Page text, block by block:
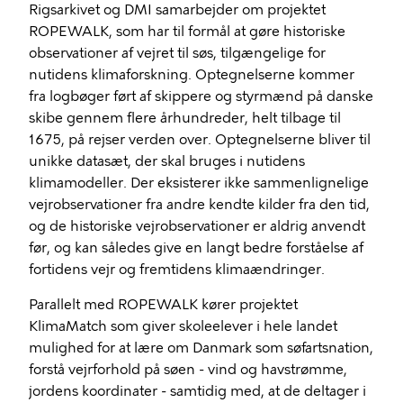
Rigsarkivet og DMI samarbejder om projektet
ROPEWALK, som har til formål at gøre historiske
observationer af vejret til søs, tilgængelige for
nutidens klimaforskning. Optegnelserne kommer
fra logbøger ført af skippere og styrmænd på danske
skibe gennem flere århundreder, helt tilbage til
1675, på rejser verden over. Optegnelserne bliver til
unikke datasæt, der skal bruges i nutidens
klimamodeller. Der eksisterer ikke sammenlignelige
vejrobservationer fra andre kendte kilder fra den tid,
og de historiske vejrobservationer er aldrig anvendt
før, og kan således give en langt bedre forståelse af
fortidens vejr og fremtidens klimaændringer.
Parallelt med ROPEWALK kører projektet
KlimaMatch som giver skoleelever i hele landet
mulighed for at lære om Danmark som søfartsnation,
forstå vejrforhold på søen - vind og havstrømme,
jordens koordinater - samtidig med, at de deltager i